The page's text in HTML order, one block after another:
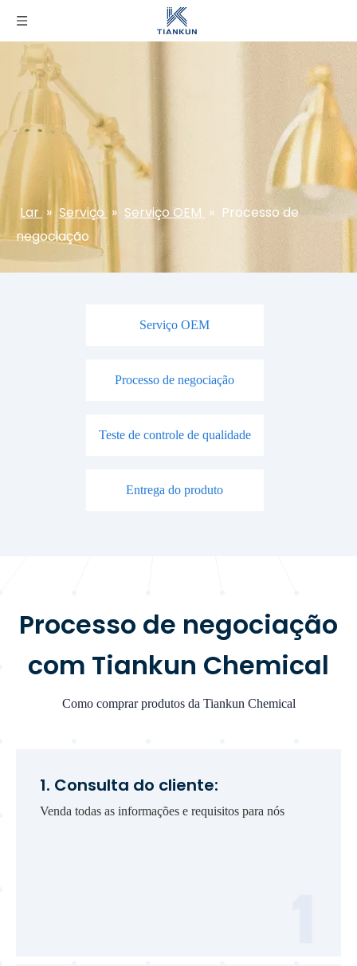
Lar » Serviço » Serviço OEM » Processo de
negociação
Serviço OEM
Processo de negociação
Teste de controle de qualidade
Entrega do produto
Processo de negociação
com Tiankun Chemical
Como comprar produtos da Tiankun Chemical
1. Consulta do cliente:
Venda todas as informações e requisitos para nós